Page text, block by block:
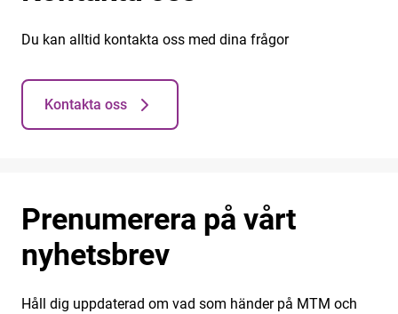
Du kan alltid kontakta oss med dina frågor
Kontakta oss
Prenumerera på vårt
nyhetsbrev
Håll dig uppdaterad om vad som händer på MTM och